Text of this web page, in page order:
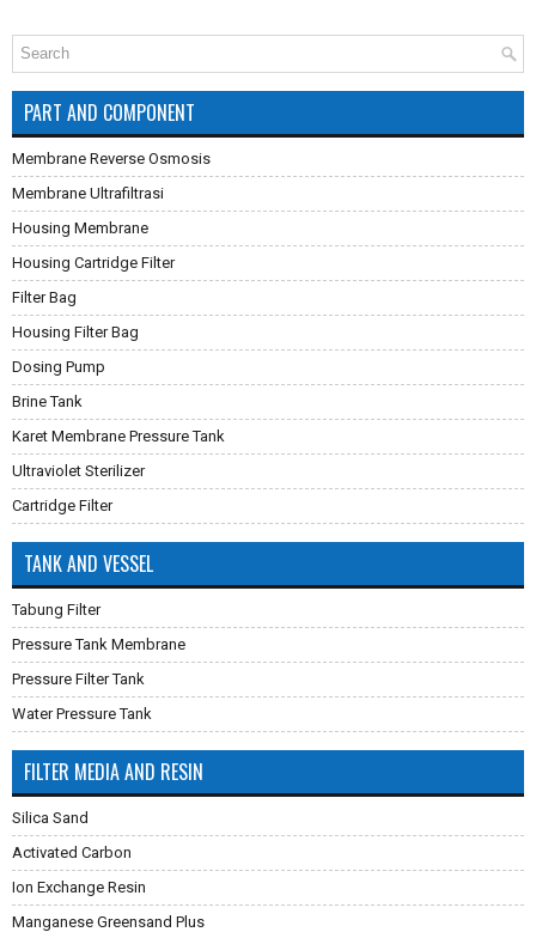
PART AND COMPONENT
Membrane Reverse Osmosis
Membrane Ultrafiltrasi
Housing Membrane
Housing Cartridge Filter
Filter Bag
Housing Filter Bag
Dosing Pump
Brine Tank
Karet Membrane Pressure Tank
Ultraviolet Sterilizer
Cartridge Filter
TANK AND VESSEL
Tabung Filter
Pressure Tank Membrane
Pressure Filter Tank
Water Pressure Tank
FILTER MEDIA AND RESIN
Silica Sand
Activated Carbon
Ion Exchange Resin
Manganese Greensand Plus